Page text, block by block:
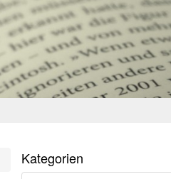
Kategorien